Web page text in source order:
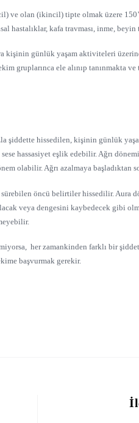
ve olan (ikincil) tipte olmak üzere
hastalıklar, kafa travması, inme,
kişinin günlük yaşam aktiviteleri
gruplarınca ele alınıp tanınmakta
şiddette hissedilen, kişinin günlük
hassasiyet eşlik edebilir. Ağrı
olabilir. Ağrı azalmaya
sürebilen öncü belirtiler hissedilir. Aura
veya dengesini kaybedecek gibi
her zamankinden farklı bir
başvurmak gerekir.